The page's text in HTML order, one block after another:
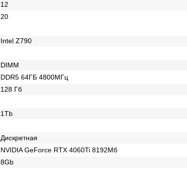
12
20
Intel Z790
DIMM
DDR5 64ГБ 4800МГц
128 Гб
1Tb
Дискретная
NVIDIA GeForce RTX 4060Ti 8192Мб
8Gb